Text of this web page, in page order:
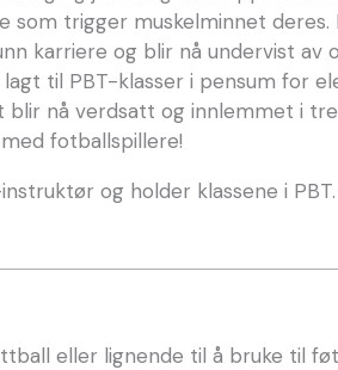
som trigger muskelminnet
karriere og blir nå undervist
til PBT-klasser i pensum for
nå verdsatt og innlemmet i
fotballspillere!
og holder klassene i PBT.
eller lignende til å bruke til